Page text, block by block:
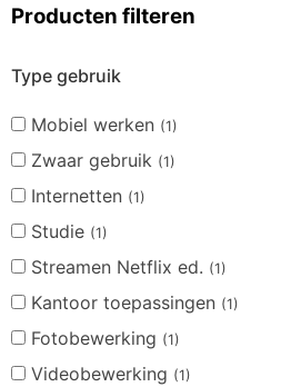
Producten filteren
Type gebruik
Mobiel werken (1)
Zwaar gebruik (1)
Internetten (1)
Studie (1)
Streamen Netflix ed. (1)
Kantoor toepassingen (1)
Fotobewerking (1)
Videobewerking (1)